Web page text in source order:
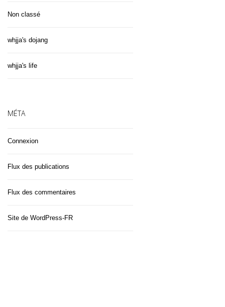
Non classé
whjja's dojang
whjja's life
MÉTA
Connexion
Flux des publications
Flux des commentaires
Site de WordPress-FR